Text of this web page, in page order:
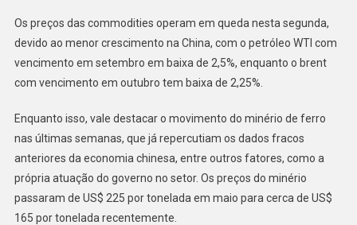
Os preços das commodities operam em queda nesta segunda,
devido ao menor crescimento na China, com o petróleo WTI com
vencimento em setembro em baixa de 2,5%, enquanto o brent
com vencimento em outubro tem baixa de 2,25%.
Enquanto isso, vale destacar o movimento do minério de ferro
nas últimas semanas, que já repercutiam os dados fracos
anteriores da economia chinesa, entre outros fatores, como a
própria atuação do governo no setor. Os preços do minério
passaram de US$ 225 por tonelada em maio para cerca de US$
165 por tonelada recentemente.